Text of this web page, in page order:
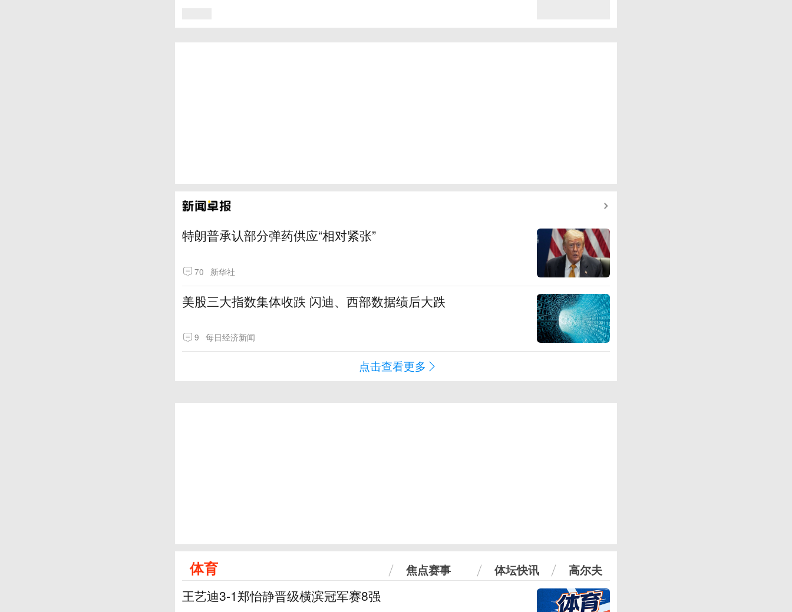
特朗普承认部分弹药供应“相对紧张”
70 新华社
美股三大指数集体收跌 闪迪、西部数据绩后大跌
9 每日经济新闻
点击查看更多
体育 焦点赛事 体坛快讯 高尔夫
王艺迪3-1郑怡静晋级横滨冠军赛8强